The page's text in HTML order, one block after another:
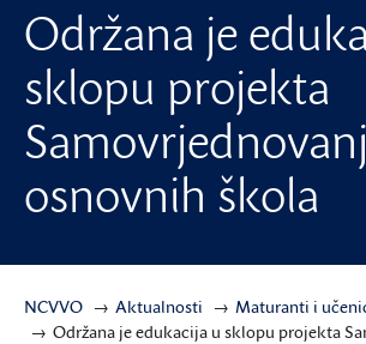
Održana je
sklopu projekta
osnovnih škola
NCVVO Aktualnosti
Maturanti i
Održana je edukacija u sklopu projekta